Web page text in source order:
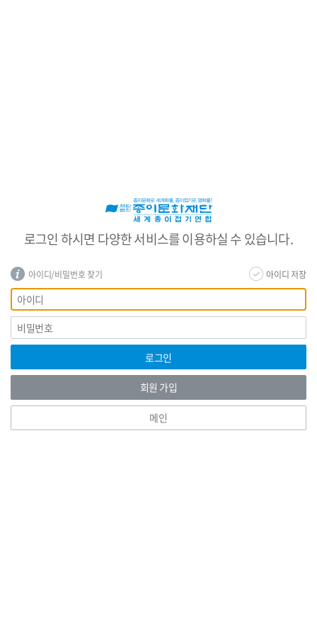
로그인 하시면 다양한 서비스를 이용하실 수 있습니다.
아이디/비밀번호 찾기 아이디 저장
회
원
로
그
인
아
이
디
비
밀
번
로그인
회원 가입
메인